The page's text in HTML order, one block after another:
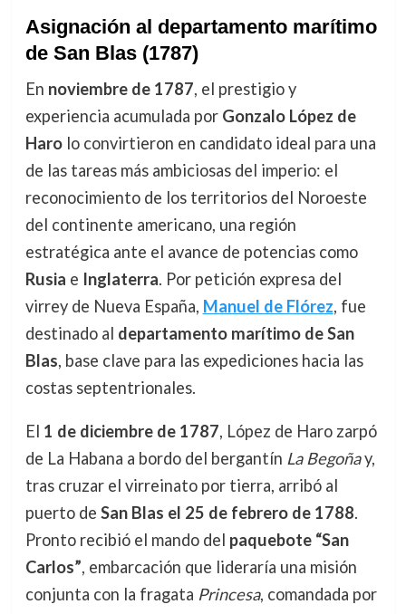
Asignación al departamento marítimo
de San Blas (1787)
En noviembre de 1787, el prestigio y
experiencia acumulada por Gonzalo López de
Harolo convirtieron en candidato ideal para una
de las tareas más ambiciosas del imperio: el
reconocimiento de los territorios del Noroeste
del continente americano, una región
estratégica ante el avance de potencias como
Rusia e Inglaterra. Por petición expresa del
virrey de Nueva España, Manuel de Flórez, fue
destinado al departamento marítimo de San
Blas, base clave para las expediciones hacia las
costas septentrionales.
El 1 de diciembre de 1787, López de Haro zarpó
de La Habana a bordo del bergantín La Begoñay,
tras cruzar el virreinato por tierra, arribó al
puerto de San Blas el 25 de febrero de 1788.
Pronto recibió el mando del paquebote “San
Carlos”, embarcación que lideraría una misión
conjunta con la fragata Princesa, comandada por